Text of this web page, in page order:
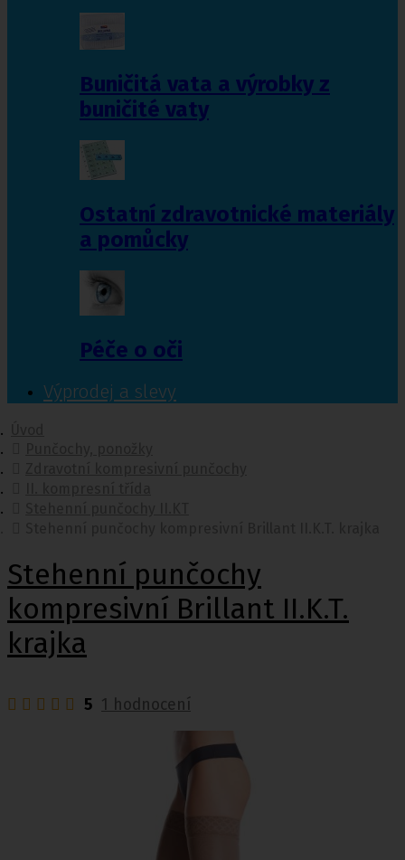
Buničitá vata a výrobky z
buničité vaty
Ostatní zdravotnické materiály
a pomůcky
Péče o oči
Výprodej a slevy
Stehenní punčochy
kompresivní Brillant II.K.T.
krajka
5 1 hodnocení